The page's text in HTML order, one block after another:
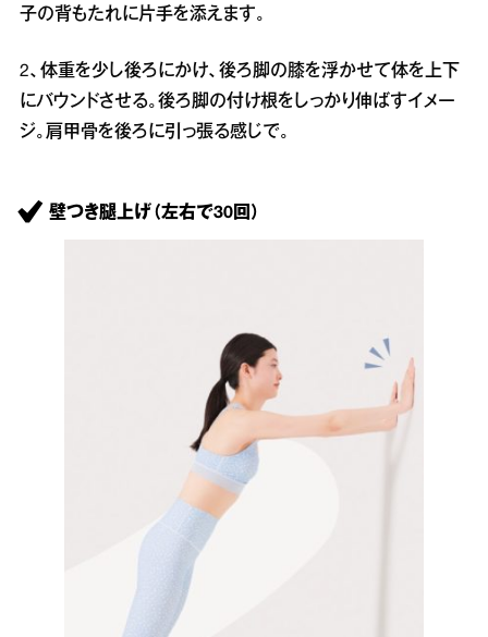
子の背もたれに片手を添えます。
2、体重を少し後ろにかけ、後ろ脚の膝を浮かせて体を上下
にバウンドさせる。後ろ脚の付け根をしっかり伸ばすイメー
ジ。肩甲骨を後ろに引っ張る感じで。
壁つき腿上げ（左右で30回）